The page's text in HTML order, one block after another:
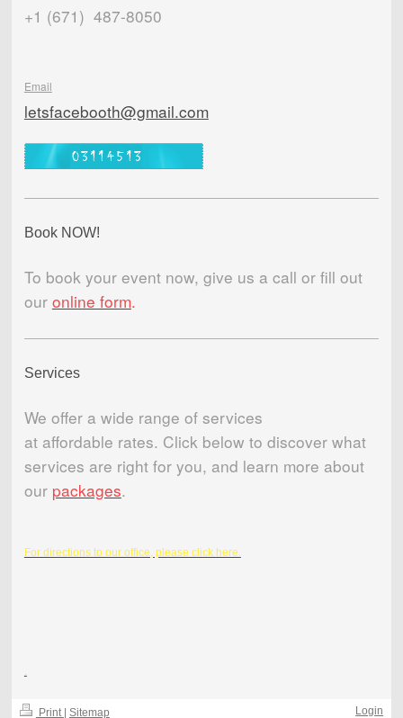
+1 (671) 487-8050
Email
letsfacebooth@gmail.com
Book NOW!
To book your event now, give us a call or fill out
our online form.
Services
We offer a wide range of services
at affordable rates. Click below to discover what
services are right for you, and learn more about
our packages.
For directions to our office, please click here.
.
Print | Sitemap Login